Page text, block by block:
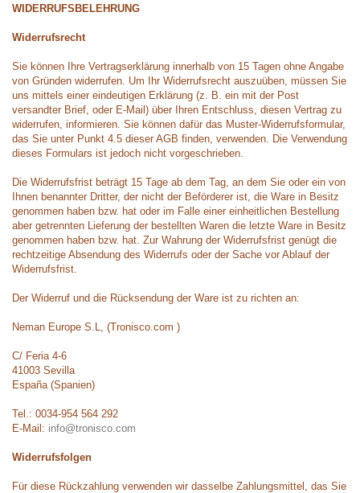
WIDERRUFSBELEHRUNG
Widerrufsrecht
Sie können Ihre Vertragserklärung innerhalb von 15 Tagen ohne Angabe
von Gründen widerrufen. Um Ihr Widerrufsrecht auszuüben, müssen Sie
uns mittels einer eindeutigen Erklärung (z. B. ein mit der Post
versandter Brief, oder E-Mail) über Ihren Entschluss, diesen Vertrag zu
widerrufen, informieren. Sie können dafür das Muster-Widerrufsformular,
das Sie unter Punkt 4.5 dieser AGB finden, verwenden. Die Verwendung
dieses Formulars ist jedoch nicht vorgeschrieben.
Die Widerrufsfrist beträgt 15 Tage ab dem Tag, an dem Sie oder ein von
Ihnen benannter Dritter, der nicht der Beförderer ist, die Ware in Besitz
genommen haben bzw. hat oder im Falle einer einheitlichen Bestellung
aber getrennten Lieferung der bestellten Waren die letzte Ware in Besitz
genommen haben bzw. hat. Zur Wahrung der Widerrufsfrist genügt die
rechtzeitige Absendung des Widerrufs oder der Sache vor Ablauf der
Widerrufsfrist.
Der Widerruf und die Rücksendung der Ware ist zu richten an:
Neman Europe S.L, (Tronisco.com )
C/ Feria 4-6
41003 Sevilla
España (Spanien)
Tel.: 0034-954 564 292
E-Mail: info@tronisco.com
Widerrufsfolgen
Für diese Rückzahlung verwenden wir dasselbe Zahlungsmittel, das Sie